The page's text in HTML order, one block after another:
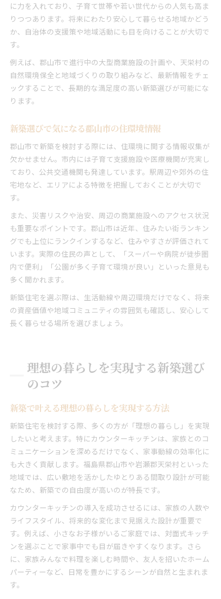
に力を入れており、子育て世帯や若い世代からの人気も高ま
りつつあります。将来にわたり安心して暮らせる地域かどう
か、自治体の支援策や地域活動にも目を向けることが大切で
す。
例えば、郡山市で進行中の大型商業施設の計画や、天栄村の
自然環境保全と地域づくりの取り組みなど、最新情報をチェ
ックすることで、長期的な満足度の高い新築選びが可能にな
ります。
新築選びで気になる郡山市の住環境情報
郡山市で新築を検討する際には、住環境に関する情報収集が
欠かせません。市内には子育て支援施設や医療機関が充実し
ており、公共交通機関も発達しています。駅周辺や郊外の住
宅地など、エリアによる特徴を把握しておくことが大切で
す。
また、災害リスクや治安、周辺の商業施設へのアクセス状況
も重要なポイントです。郡山市は近年、住みたい街ランキン
グでも上位にランクインするなど、住みやすさが評価されて
います。実際の住民の声として、「スーパーや病院が徒歩圏
内で便利」「公園が多く子育て環境が良い」といった意見も
多く聞かれます。
新築住宅を選ぶ際は、生活動線や周辺環境だけでなく、将来
の資産価値や地域コミュニティの雰囲気も確認し、安心して
長く暮らせる場所を選びましょう。
理想の暮らしを実現する新築選び
のコツ
新築で叶える理想の暮らしを実現する方法
新築住宅を検討する際、多くの方が「理想の暮らし」を実現
したいと考えます。特にカウンターキッチンは、家族とのコ
ミュニケーションを深めるだけでなく、家事動線の効率化に
も大きく貢献します。福島県郡山市や岩瀬郡天栄村といった
地域では、広い敷地を活かしたゆとりある間取り設計が可能
なため、新築での自由度が高いのが特長です。
カウンターキッチンの導入を成功させるには、家族の人数や
ライフスタイル、将来的な変化まで見据えた設計が重要で
す。例えば、小さなお子様がいるご家庭では、対面式キッチ
ンを選ぶことで家事中でも目が届きやすくなります。さら
に、家族みんなで料理を楽しむ時間や、友人を招いたホーム
パーティーなど、日常を豊かにするシーンが自然と生まれま
す。